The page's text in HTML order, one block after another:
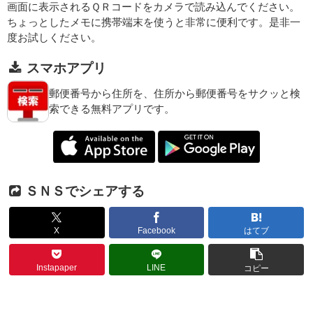
画面に表示されるＱＲコードをカメラで読み込んでください。
ちょっとしたメモに携帯端末を使うと非常に便利です。是非一
度お試しください。
スマホアプリ
郵便番号から住所を、住所から郵便番号をサクッと検
索できる無料アプリです。
ＳＮＳでシェアする
X Facebook はてブ
Instapaper LINE コピー